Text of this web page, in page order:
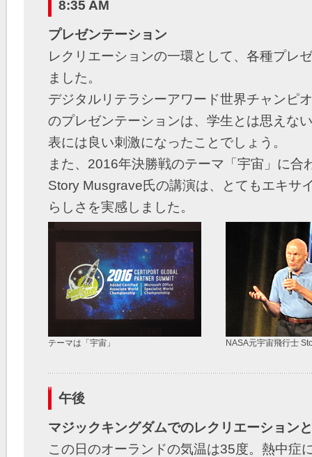
8:35 AM
プレゼンテーション
レクリエーションの一環として、各種プレ
ました。
デジタルリテラシーアワード世界チャンピ
のプレゼンテーションは、学生とは思えな
表には良い刺激になったことでしょう。
また、2016年決勝戦のテーマ「宇宙」に合
Story Musgrave氏の講演は、とてもエキサ
らしさを実感しました。
テーマは「宇宙」 NASA元宇宙飛行士
午後
マジックキングダムでのレクリエーション
この日のオーランドの気温は35度。熱中症